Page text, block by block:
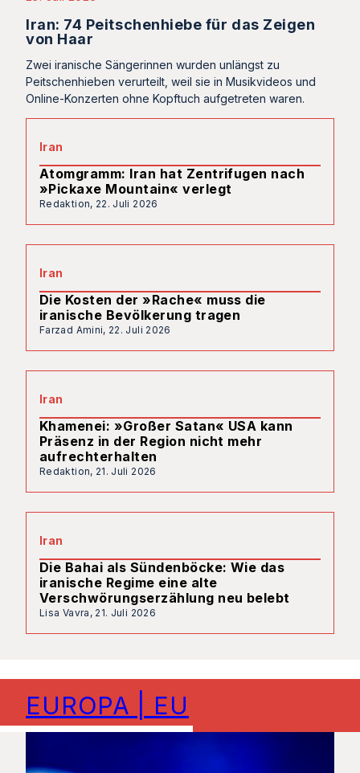
Iran: 74 Peitschenhiebe für das Zeigen
von Haar
Zwei iranische Sängerinnen wurden unlängst zu
Peitschenhieben verurteilt, weil sie in Musikvideos und
Online-Konzerten ohne Kopftuch aufgetreten waren.
Iran
Atomgramm: Iran hat Zentrifugen nach
»Pickaxe Mountain« verlegt
Redaktion, 22. Juli 2026
Iran
Die Kosten der »Rache« muss die
iranische Bevölkerung tragen
Farzad Amini, 22. Juli 2026
Iran
Khamenei: »Großer Satan« USA kann
Präsenz in der Region nicht mehr
aufrechterhalten
Redaktion, 21. Juli 2026
Iran
Die Bahai als Sündenböcke: Wie das
iranische Regime eine alte
Verschwörungserzählung neu belebt
Lisa Vavra, 21. Juli 2026
EUROPA | EU